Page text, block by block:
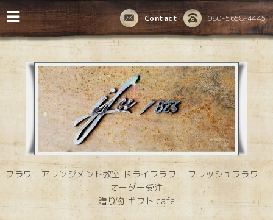
080-5658-4445
Contact
フラワーアレンジメント教室 ドライフラワー フレッシュフラワー
オーダー受注
贈り物 ギフト cafe